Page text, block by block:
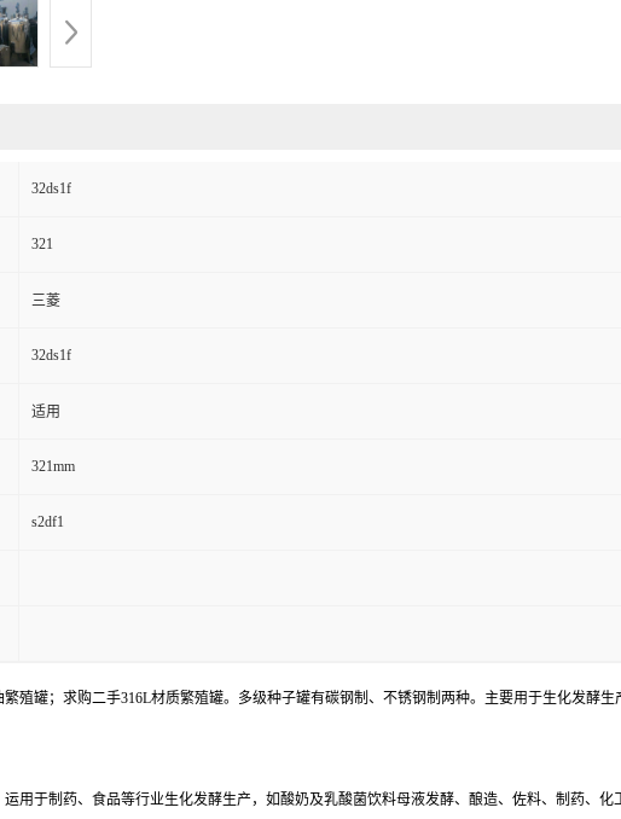
32ds1f
321
三菱
32ds1f
适用
321mm
s2df1
殖罐；求购二手316L材质繁殖罐。多级种子罐有碳钢制、不锈钢制两种。主要用于生化发酵
用于制药、食品等行业生化发酵生产，如酸奶及乳酸菌饮料母液发酵、酿造、佐料、制药、